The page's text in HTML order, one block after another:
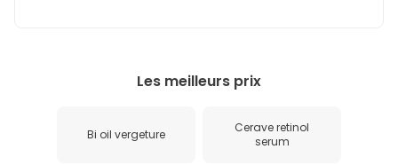
Les meilleurs prix
Bi oil vergeture
Cerave retinol
serum